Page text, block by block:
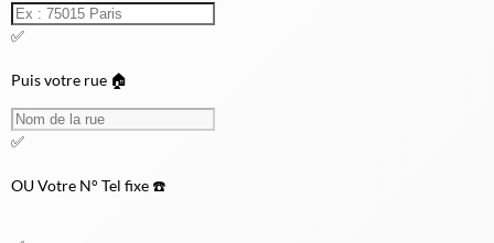
✅
Puis votre rue 🏠
✅
OUVotre N° Tel fixe ☎️